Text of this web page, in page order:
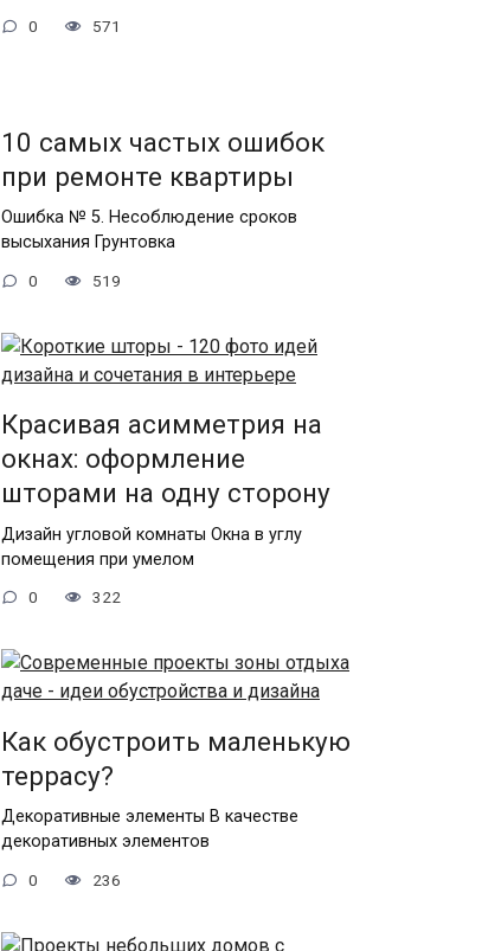
0 571
10 самых частых ошибок
при ремонте квартиры
Ошибка № 5. Несоблюдение сроков
высыхания Грунтовка
0 519
Красивая асимметрия на
окнах: оформление
шторами на одну сторону
Дизайн угловой комнаты Окна в углу
помещения при умелом
0 322
Как обустроить маленькую
террасу?
Декоративные элементы В качестве
декоративных элементов
0 236